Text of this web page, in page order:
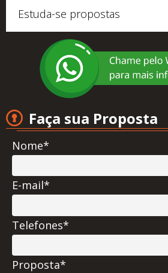
Estuda-se propostas
Faça sua Proposta
Nome*
E-mail*
Telefones*
Proposta*